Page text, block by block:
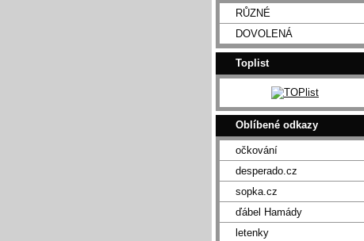
RŮZNÉ
DOVOLENÁ
Toplist
Oblíbené odkazy
očkování
desperado.cz
sopka.cz
ďábel Hamády
letenky